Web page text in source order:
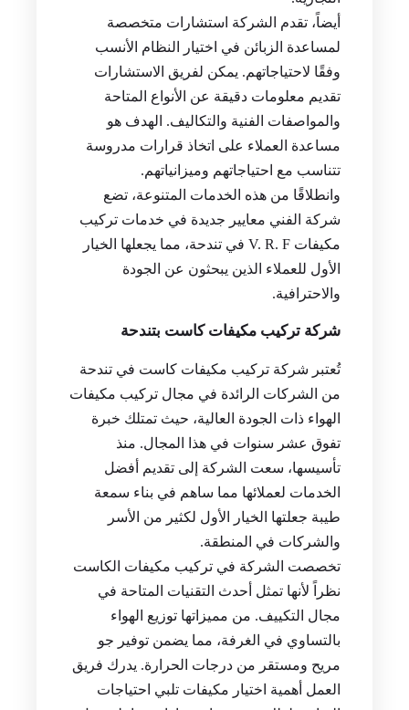
أيضاً، تقدم الشركة استشارات متخصصة
لمساعدة الزبائن في اختيار النظام الأنسب
وفقًا لاحتياجاتهم. يمكن لفريق الاستشارات
تقديم معلومات دقيقة عن الأنواع المتاحة
والمواصفات الفنية والتكاليف. الهدف هو
مساعدة العملاء على اتخاذ قرارات مدروسة
تتناسب مع احتياجاتهم وميزانياتهم.
وانطلاقًا من هذه الخدمات المتنوعة، تضع
شركة الفني معايير جديدة في خدمات تركيب
مكيفات V. R. F في تندحة، مما يجعلها الخيار
الأول للعملاء الذين يبحثون عن الجودة
والاحترافية.
شركة تركيب مكيفات كاست بتندحة
تُعتبر شركة تركيب مكيفات كاست في تندحة
من الشركات الرائدة في مجال تركيب مكيفات
الهواء ذات الجودة العالية، حيث تمتلك خبرة
تفوق عشر سنوات في هذا المجال. منذ
تأسيسها، سعت الشركة إلى تقديم أفضل
الخدمات لعملائها مما ساهم في بناء سمعة
طيبة جعلتها الخيار الأول لكثير من الأسر
والشركات في المنطقة.
تخصصت الشركة في تركيب مكيفات الكاست
نظراً لأنها تمثل أحدث التقنيات المتاحة في
مجال التكييف. من مميزاتها توزيع الهواء
بالتساوي في الغرفة، مما يضمن توفير جو
مريح ومستقر من درجات الحرارة. يدرك فريق
العمل أهمية اختيار مكيفات تلبي احتياجات